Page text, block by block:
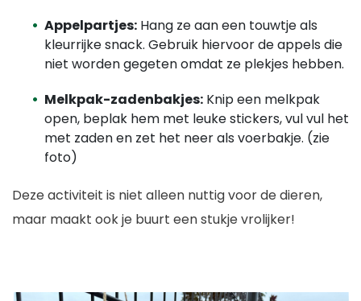
Appelpartjes: Hang ze aan een touwtje als
kleurrijke snack. Gebruik hiervoor de appels die
niet worden gegeten omdat ze plekjes hebben.
Melkpak-zadenbakjes: Knip een melkpak
open, beplak hem met leuke stickers, vul vul het
met zaden en zet het neer als voerbakje. (zie
foto)
Deze activiteit is niet alleen nuttig voor de dieren,
maar maakt ook je buurt een stukje vrolijker!